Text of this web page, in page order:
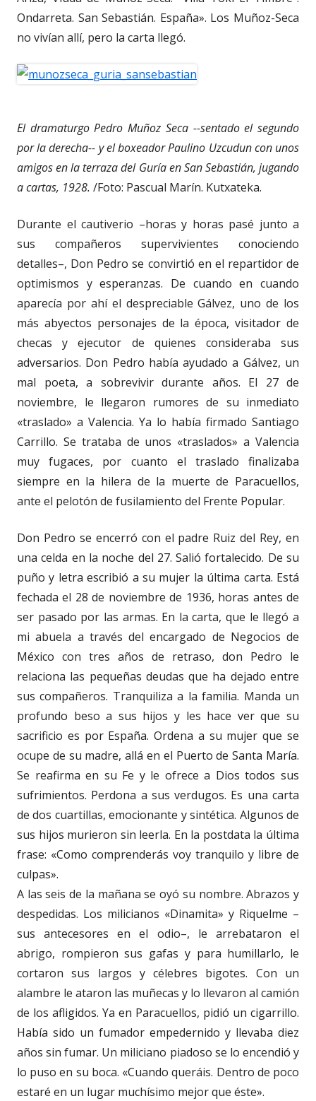
Ondarreta. San Sebastián. España». Los Muñoz-Seca
no vivían allí, pero la carta llegó.
El dramaturgo Pedro Muñoz Seca --sentado el segundo
por la derecha-- y el boxeador Paulino Uzcudun con unos
amigos en la terraza del Guría en San Sebastián, jugando
a cartas, 1928. /Foto: Pascual Marín. Kutxateka.
Durante el cautiverio –horas y horas pasé junto a
sus compañeros supervivientes conociendo
detalles–, Don Pedro se convirtió en el repartidor de
optimismos y esperanzas. De cuando en cuando
aparecía por ahí el despreciable Gálvez, uno de los
más abyectos personajes de la época, visitador de
checas y ejecutor de quienes consideraba sus
adversarios. Don Pedro había ayudado a Gálvez, un
mal poeta, a sobrevivir durante años. El 27 de
noviembre, le llegaron rumores de su inmediato
«traslado» a Valencia. Ya lo había firmado Santiago
Carrillo. Se trataba de unos «traslados» a Valencia
muy fugaces, por cuanto el traslado finalizaba
siempre en la hilera de la muerte de Paracuellos,
ante el pelotón de fusilamiento del Frente Popular.
Don Pedro se encerró con el padre Ruiz del Rey, en
una celda en la noche del 27. Salió fortalecido. De su
puño y letra escribió a su mujer la última carta. Está
fechada el 28 de noviembre de 1936, horas antes de
ser pasado por las armas. En la carta, que le llegó a
mi abuela a través del encargado de Negocios de
México con tres años de retraso, don Pedro le
relaciona las pequeñas deudas que ha dejado entre
sus compañeros. Tranquiliza a la familia. Manda un
profundo beso a sus hijos y les hace ver que su
sacrificio es por España. Ordena a su mujer que se
ocupe de su madre, allá en el Puerto de Santa María.
Se reafirma en su Fe y le ofrece a Dios todos sus
sufrimientos. Perdona a sus verdugos. Es una carta
de dos cuartillas, emocionante y sintética. Algunos de
sus hijos murieron sin leerla. En la postdata la última
frase: «Como comprenderás voy tranquilo y libre de
culpas».
A las seis de la mañana se oyó su nombre. Abrazos y
despedidas. Los milicianos «Dinamita» y Riquelme –
sus antecesores en el odio–, le arrebataron el
abrigo, rompieron sus gafas y para humillarlo, le
cortaron sus largos y célebres bigotes. Con un
alambre le ataron las muñecas y lo llevaron al camión
de los afligidos. Ya en Paracuellos, pidió un cigarrillo.
Había sido un fumador empedernido y llevaba diez
años sin fumar. Un miliciano piadoso se lo encendió y
lo puso en su boca. «Cuando queráis. Dentro de poco
estaré en un lugar muchísimo mejor que éste».